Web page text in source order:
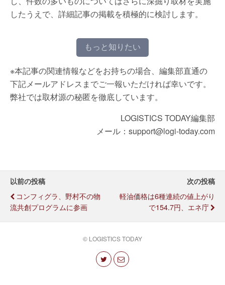
したうえで、詳細記事の掲載を積極的に検討します。
もっと知りたい
※本記事の関連情報などをお持ちの場合、編集部直通の
下記メールアドレスまでご一報いただければ幸いです。
弊社では取材源の秘匿を徹底しています。
LOGISTICS TODAY編集部
メール：support@logi-today.com
以前の投稿
コンフィグラ、野村不の物
流共創プログラムに参画
次の投稿
軽油価格は6種連続の値上がり
で154.7円、エネ庁
© LOGISTICS TODAY